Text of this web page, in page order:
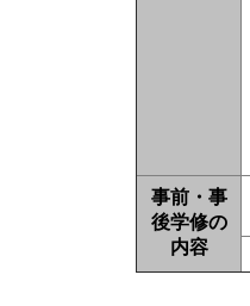
事前・事
後学修の
内容